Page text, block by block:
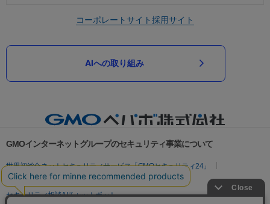
コーポレートサイト採用サイト
AIへの取り組み
GMOインターネットグループのセキュリティ事業について
世界初総合ネットセキュリティサービス「GMOセキュリティ24」
パスワード漏洩診断
Webサイトリスク診断
セキュリティ相談AIチャットボット